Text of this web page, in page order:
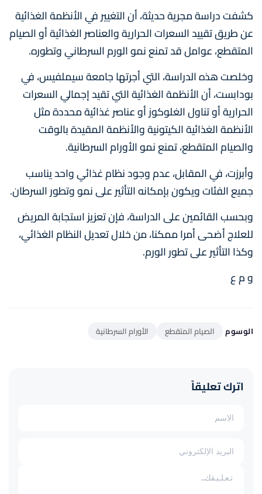
كشفت دراسة مجرية حديثة، أن التغيير في الأنظمة الغذائية
عن طريق تقييد السعرات الحرارية والعناصر الغذائية أو الصيام
المتقطع، عوامل قد تمنع نمو الورم السرطاني وتطوره.
وخلصت هذه الدراسة، التي أجرتها جامعة سيملفيس، في
بودابست، أن الأنظمة الغذائية التي تقيد إجمالي السعرات
الحرارية أو تناول الغلوكوز أو عناصر غذائية محددة مثل
الأنظمة الغذائية الكيتونية والأنظمة المقيدة بالوقت
والصيام المتقطع، تمنع نمو الأورام السرطانية.
وأبرزت، في المقابل، عدم وجود نظام غذائي واحد يناسب
جميع الفئات ويكون بإمكانه التأثير على نمو وتطور السرطان.
وبحسب القائمين على الدراسة، فإن تعزيز استجابة المريض
للعلاج أضحى أمرا ممكنا، من خلال تعديل النظام الغذائي،
وكذا التأثير على تطور الورم.
و م ع
الوسوم الصيام المتقطع الأورام السرطانية
اترك تعليقاً